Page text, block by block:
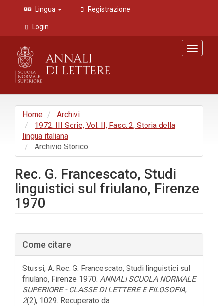
Navigazione
principale
Contenuto
principale
Barra
laterale
Lingua Registrazione
Login
Toggle
Home
Archivi
1972: III Serie, Vol. II, Fasc. 2, Storia della
lingua italiana
Archivio Storico
Rec. G. Francescato, Studi
linguistici sul friulano, Firenze
1970
Barra
laterale
dell'articolo
Come citare
Stussi, A. Rec. G. Francescato, Studi linguistici sul
friulano, Firenze 1970. ANNALI SCUOLA NORMALE
SUPERIORE - CLASSE DI LETTERE E FILOSOFIA,
2(2), 1029. Recuperato da